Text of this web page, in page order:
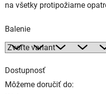
na všetky protipožiarne
Balenie
Dostupnosť
Môžeme doručiť do: